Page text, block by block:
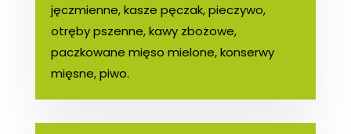
jęczmienne, kasze pęczak, pieczywo,
otręby pszenne, kawy zbożowe,
paczkowane mięso mielone, konserwy
mięsne, piwo.